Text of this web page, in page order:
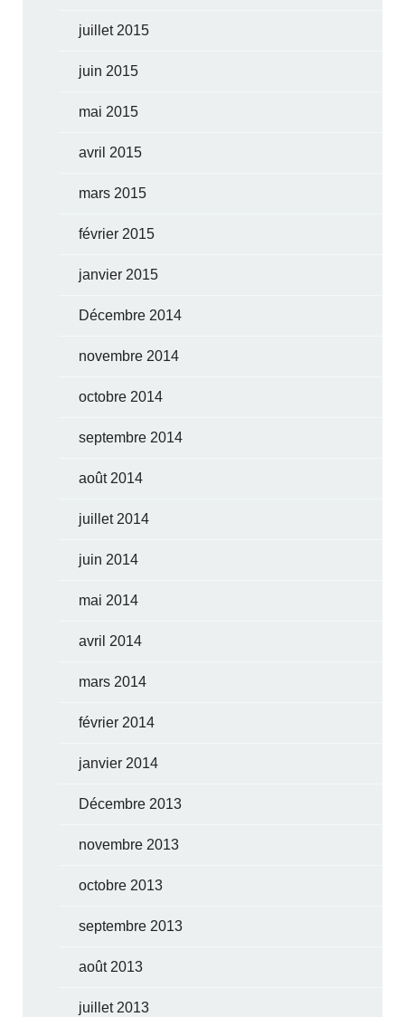
juillet 2015
juin 2015
mai 2015
avril 2015
mars 2015
février 2015
janvier 2015
Décembre 2014
novembre 2014
octobre 2014
septembre 2014
août 2014
juillet 2014
juin 2014
mai 2014
avril 2014
mars 2014
février 2014
janvier 2014
Décembre 2013
novembre 2013
octobre 2013
septembre 2013
août 2013
juillet 2013